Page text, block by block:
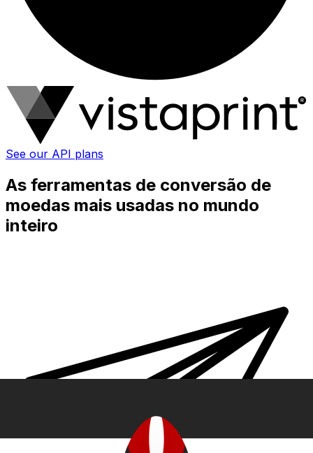
See our API plans
As ferramentas de conversão de
moedas mais usadas no mundo
inteiro